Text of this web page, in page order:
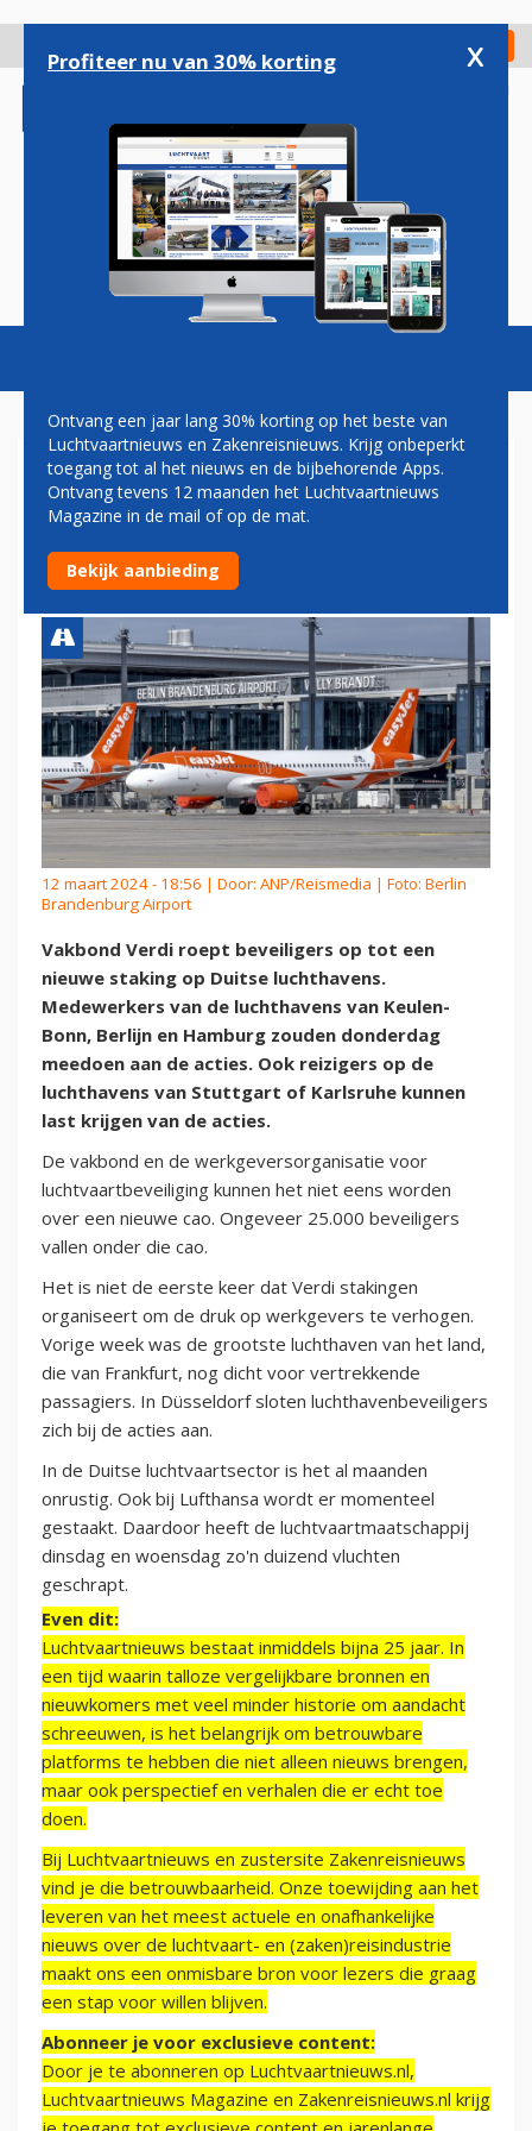
gaan
Check in
Magazine Podcasts Vacatures
VAKBOND ROEPT OP TOT
NIEUWE STAKINGEN OP
DUITSE LUCHTHAVENS
12 maart 2024 - 18:56 | Door: ANP/Reismedia | Foto: Berlin
Brandenburg Airport
Vakbond Verdi roept beveiligers op tot een
nieuwe staking op Duitse luchthavens.
Medewerkers van de luchthavens van Keulen-
Bonn, Berlijn en Hamburg zouden donderdag
meedoen aan de acties. Ook reizigers op de
luchthavens van Stuttgart of Karlsruhe kunnen
last krijgen van de acties.
De vakbond en de werkgeversorganisatie voor
luchtvaartbeveiliging kunnen het niet eens worden
over een nieuwe cao. Ongeveer 25.000 beveiligers
vallen onder die cao.
Het is niet de eerste keer dat Verdi stakingen
organiseert om de druk op werkgevers te verhogen.
Vorige week was de grootste luchthaven van het land,
die van Frankfurt, nog dicht voor vertrekkende
passagiers. In Düsseldorf sloten luchthavenbeveiligers
zich bij de acties aan.
In de Duitse luchtvaartsector is het al maanden
onrustig. Ook bij Lufthansa wordt er momenteel
gestaakt. Daardoor heeft de luchtvaartmaatschappij
dinsdag en woensdag zo'n duizend vluchten
geschrapt.
Even dit:
Luchtvaartnieuws bestaat inmiddels bijna 25 jaar. In
een tijd waarin talloze vergelijkbare bronnen en
nieuwkomers met veel minder historie om aandacht
schreeuwen, is het belangrijk om betrouwbare
platforms te hebben die niet alleen nieuws brengen,
maar ook perspectief en verhalen die er echt toe
doen.
Bij Luchtvaartnieuws en zustersite Zakenreisnieuws
vind je die betrouwbaarheid. Onze toewijding aan het
leveren van het meest actuele en onafhankelijke
nieuws over de luchtvaart- en (zaken)reisindustrie
maakt ons een onmisbare bron voor lezers die graag
een stap voor willen blijven.
Abonneer je voor exclusieve content:
Door je te abonneren op Luchtvaartnieuws.nl,
Luchtvaartnieuws Magazine en Zakenreisnieuws.nl krijg
Profiteer nu van 30% korting x
Ontvang een jaar lang 30% korting op het beste van
Luchtvaartnieuws en Zakenreisnieuws. Krijg onbeperkt
toegang tot al het nieuws en de bijbehorende Apps.
Ontvang tevens 12 maanden het Luchtvaartnieuws
Magazine in de mail of op de mat.
Bekijk aanbieding